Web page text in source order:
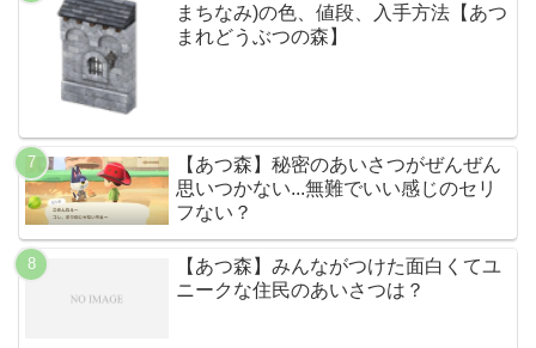
まちなみ)の色、値段、入手方法【あつ
まれどうぶつの森】
【あつ森】秘密のあいさつがぜんぜん
思いつかない...無難でいい感じのセリ
フない？
【あつ森】みんながつけた面白くてユ
ニークな住民のあいさつは？